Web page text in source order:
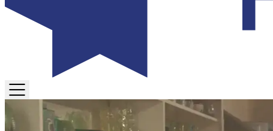
TOGGLE